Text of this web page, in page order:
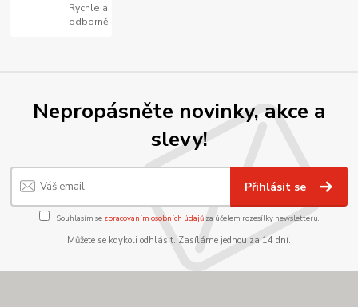
Rychle a
odborně
Nepropásněte novinky, akce a
slevy!
Přihlásit se
Souhlasím se zpracováním osobních údajůza účelem rozesílky newsletteru.
Můžete se kdykoli odhlásit. Zasíláme jednou za 14 dní.